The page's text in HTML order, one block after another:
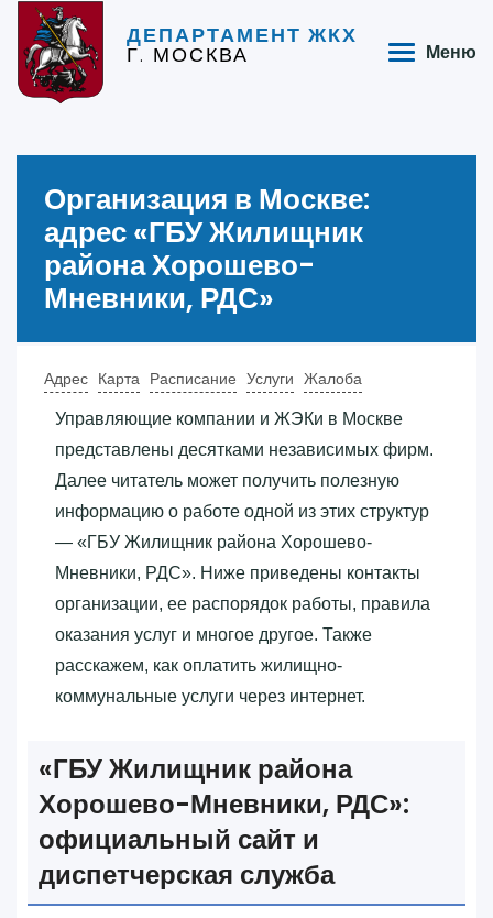
ДЕПАРТАМЕНТ ЖКХ
Г. МОСКВА Меню
Организация в Москве:
адрес «‎ГБУ Жилищник
района Хорошево-
Мневники, РДС»‎
Адрес Карта Расписание Услуги Жалоба
Управляющие компании и ЖЭКи в Москве
представлены десятками независимых фирм.
Далее читатель может получить полезную
информацию о работе одной из этих структур
— «‎ГБУ Жилищник района Хорошево-
Мневники, РДС»‎. Ниже приведены контакты
организации, ее распорядок работы, правила
оказания услуг и многое другое. Также
расскажем, как оплатить жилищно-
коммунальные услуги через интернет.
«‎ГБУ Жилищник района
Хорошево-Мневники, РДС»‎:
официальный сайт и
диспетчерская служба